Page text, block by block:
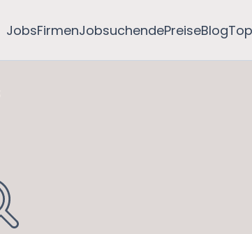
JobsFirmenJobsuchendePreiseBlog